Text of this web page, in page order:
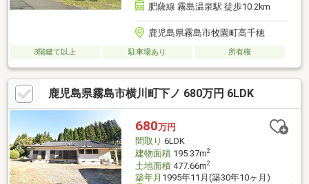
肥薩線 霧島温泉駅 徒歩10.2km
鹿児島県霧島市牧園町高千穂
3階建て以上 駐車場あり 所有権
鹿児島県霧島市横川町下ノ 680万円 6LDK
680万円
間取り 6LDK
建物面積195.37m2
土地面積477.66m2
築年月 1995年11月(築30年10ヶ月)